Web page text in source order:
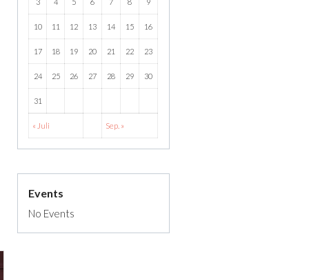
10 11 12 13 14 15 16
17 18 19 20 21 22 23
24 25 26 27 28 29 30
31
« Juli Sep. »
Events
No Events